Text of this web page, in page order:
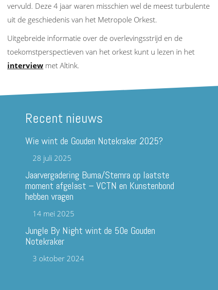
vervuld. Deze 4 jaar waren misschien wel de meest turbulente
uit de geschiedenis van het Metropole Orkest.
Uitgebreide informatie over de overlevingsstrijd en de
toekomstperspectieven van het orkest kunt u lezen in het
interview met Altink.
Recent nieuws
Wie wint de Gouden Notekraker 2025?
28 juli 2025
Jaarvergadering Buma/Stemra op laatste
moment afgelast – VCTN en Kunstenbond
hebben vragen
14 mei 2025
Jungle By Night wint de 50e Gouden
Notekraker
3 oktober 2024